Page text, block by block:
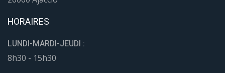
HORAIRES
LUNDI-MARDI-JEUDI :
8h30 - 15h30